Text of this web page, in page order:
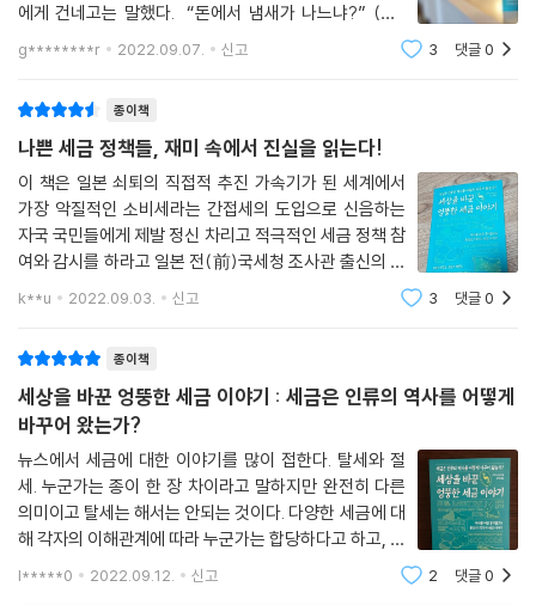
에게 건네고는 말했다. “돈에서 냄새가 나느냐?” (p.9
른 리뷰에서도 한 말이지만, 그만큼 세금은 우리의 역사
g********r 2022.09.07. 신고 3 댓글0
종이책
나쁜 세금 정책들, 재미 속에서 진실을 읽는다!
이 책은 일본 쇠퇴의 직접적 추진 가속기가 된 세계에서
가장 악질적인 소비세라는 간접세의 도입으로 신음하는
자국 국민들에게 제발 정신 차리고 적극적인 세금 정책 참
여와 감시를 하라고 일본 전(前)국세청 조사관 출신의 저
자가 흥미를 통해 세금이 국민의 생활을 어떻게 조작하는
k**u 2022.09.03. 신고 3 댓글0
종이책
세상을 바꾼 엉뚱한 세금 이야기 : 세금은 인류의 역사를 어떻게
바꾸어 왔는가?
뉴스에서 세금에 대한 이야기를 많이 접한다. 탈세와 절
세. 누군가는 종이 한 장 차이라고 말하지만 완전히 다른
의미이고 탈세는 해서는 안되는 것이다. 다양한 세금에 대
해 각자의 이해관계에 따라 누군가는 합당하다고 하고, 누
군가는 부당하다고 한다. 이 책은 세금에 대한 합당, 부당
l*****0 2022.09.12. 신고 2 댓글0